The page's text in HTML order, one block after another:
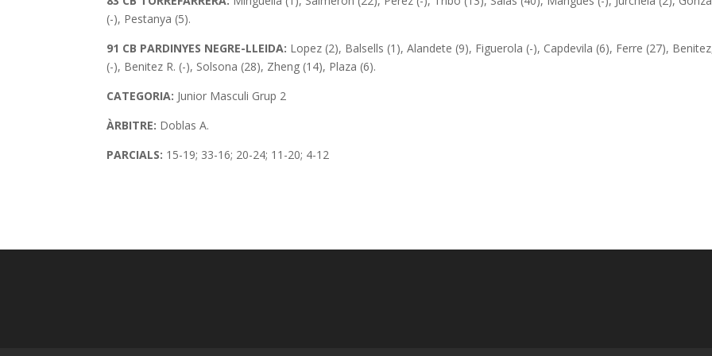
(-), Pestanya (5).
91 CB PARDINYES NEGRE-LLEIDA: Lopez (2), Balsells (1), Alandete (9), Figuerola (-), Capdevila (6), Ferre (27),
(-), Benitez R. (-), Solsona (28), Zheng (14), Plaza (6).
CATEGORIA: Junior Masculi Grup 2
ÀRBITRE: Doblas A.
PARCIALS: 15-19; 33-16; 20-24; 11-20; 4-12